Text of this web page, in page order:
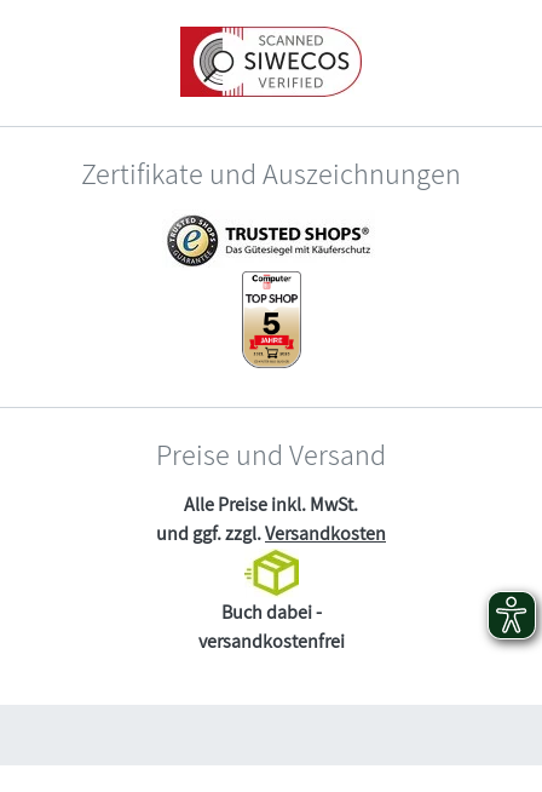
Zertifikate und Auszeichnungen
Preise und Versand
Alle Preise inkl. MwSt.
und ggf. zzgl.Versandkosten
Buch dabei -
versandkostenfrei